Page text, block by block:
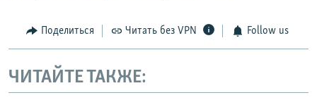
Поделиться Читать без VPN Follow us
ЧИТАЙТЕ ТАКЖЕ: